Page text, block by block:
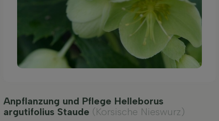
Anpflanzung und Pflege Helleborus
argutifolius Staude (Korsische Nieswurz)